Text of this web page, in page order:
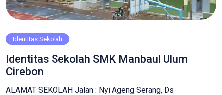
Identitas Sekolah
Identitas Sekolah SMK Manbaul Ulum
Cirebon
ALAMAT SEKOLAH Jalan : Nyi Ageng Serang, Ds